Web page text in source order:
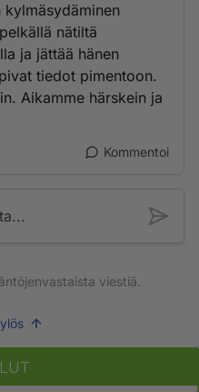
nätiltä
ja jättää hänen
tiedot pimentoon.
Aikamme härskein ja
Kommentoi
viestiä.